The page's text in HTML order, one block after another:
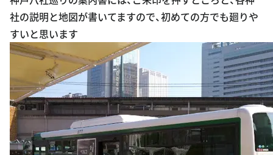
社の説明と地図が書いてますので、初めての方でも廻りや
すいと思います